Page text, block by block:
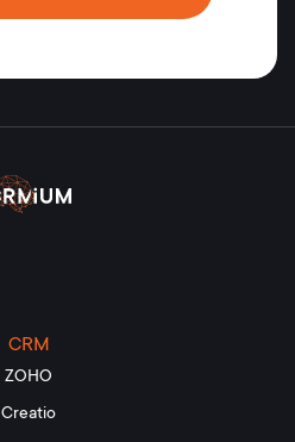
CRM
ZOHO
Creatio